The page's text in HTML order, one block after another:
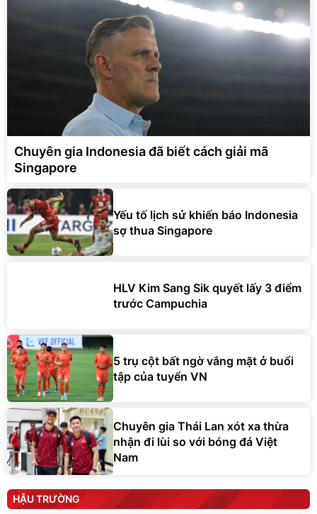
Chuyên gia Indonesia đã biết cách giải mã
Singapore
Yếu tố lịch sử khiến báo Indonesia
sợ thua Singapore
HLV Kim Sang Sik quyết lấy 3 điểm
trước Campuchia
5 trụ cột bất ngờ vắng mặt ở buổi
tập của tuyển VN
Chuyên gia Thái Lan xót xa thừa
nhận đi lùi so với bóng đá Việt
Nam
HẬU TRƯỜNG